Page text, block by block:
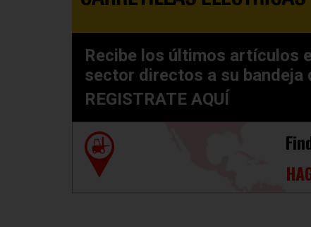
Recibe los últimos artículos
sector directos a su bandeja
REGISTRATE AQUÍ